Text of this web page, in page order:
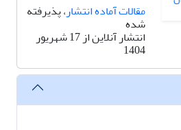
مقالات آماده انتشار، پذیرفته
شده
انتشار آنلاین از 17 شهریور
1404